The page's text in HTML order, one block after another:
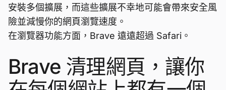
安裝多個擴展，而這些擴展不幸地可能會帶來安全風
險並減慢你的網頁瀏覽速度。
在瀏覽器功能方面，Brave 遠遠超過 Safari。
Brave 清理網頁，讓你